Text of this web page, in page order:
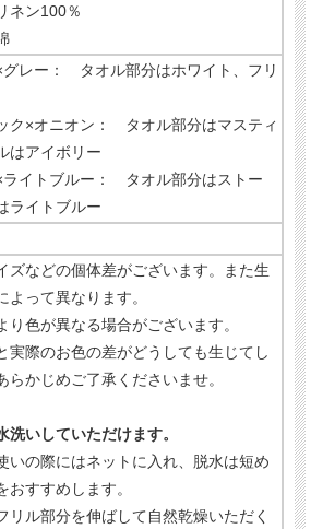
ネン100％
レー： タオル部分はホワイト、フリ
ク×オニオン： タオル部分はマスティ
はアイボリー
イトブルー： タオル部分はストー
ライトブルー
ズなどの個体差がございます。また生
よって異なります。
り色が異なる場合がございます。
実際のお色の差がどうしても生じてし
らかじめご了承くださいませ。
洗いしていただけます。
いの際にはネットに入れ、脱水は短め
おすすめします。
リル部分を伸ばして自然乾燥いただく